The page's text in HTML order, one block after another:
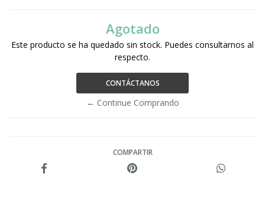
Agotado
Este producto se ha quedado sin stock. Puedes consultarnos al
respecto.
CONTÁCTANOS
← Continue Comprando
COMPARTIR